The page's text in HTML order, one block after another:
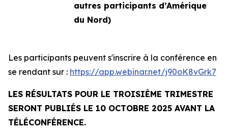
autres participants d’Amérique
du Nord)
Les participants peuvent s'inscrire à la conférence en
se rendant sur : https://app.webinar.net/j90oK8vGrk7
LES RÉSULTATS POUR LE TROISIÈME TRIMESTRE
SERONT PUBLIÉS LE 10 OCTOBRE 2025 AVANT LA
TÉLÉCONFÉRENCE.